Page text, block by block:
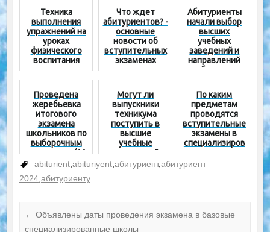
Техника
выполнения
упражнений на
уроках
физического
воспитания
Что ждет
абитуриентов? -
основные
новости об
вступительных
экзаменах
Абитуриенты
начали выбор
высших
учебных
заведений и
направлений
обучения
Проведена
жеребьевка
итогового
экзамена
школьников по
выборочным
предметам (11
класс)
Могут ли
выпускники
техникума
поступить в
высшие
учебные
заведения?
По каким
предметам
проводятся
вступительные
экзамены в
специализиров
школы-
abiturient,abituriyent,абитуриент,абитуриент
2024,абитуриенту
← Объявлены даты проведения экзамена в базовые
специализированные школы